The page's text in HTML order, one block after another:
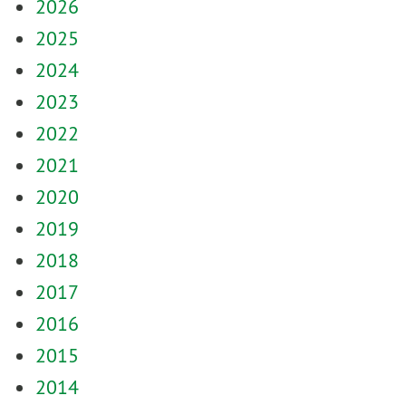
2026
2025
2024
2023
2022
2021
2020
2019
2018
2017
2016
2015
2014